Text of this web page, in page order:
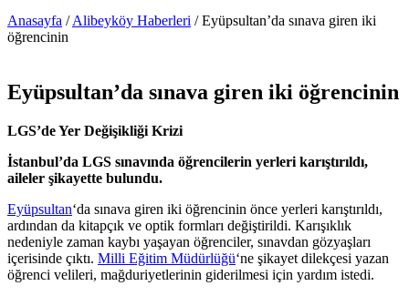
Anasayfa / Alibeyköy Haberleri / Eyüpsultan’da sınava giren iki
öğrencinin
Eyüpsultan’da sınava giren iki öğrencinin
LGS’de Yer Değişikliği Krizi
İstanbul’da LGS sınavında öğrencilerin yerleri karıştırıldı,
aileler şikayette bulundu.
Eyüpsultan‘da sınava giren iki öğrencinin önce yerleri karıştırıldı,
ardından da kitapçık ve optik formları değiştirildi. Karışıklık
nedeniyle zaman kaybı yaşayan öğrenciler, sınavdan gözyaşları
içerisinde çıktı. Milli Eğitim Müdürlüğü‘ne şikayet dilekçesi yazan
öğrenci velileri, mağduriyetlerinin giderilmesi için yardım istedi.